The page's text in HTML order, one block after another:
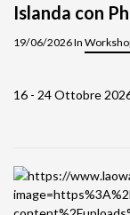
Islanda con
19/06/2026 In
16 - 24 Ottobre